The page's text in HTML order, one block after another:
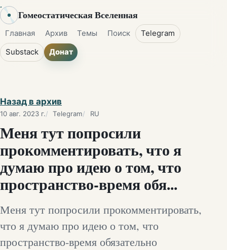
Гомеостатическая Вселенная
Главная Архив Темы Поиск Telegram
Substack Донат
Назад в архив
10 авг. 2023 г. Telegram RU
Меня тут попросили
прокомментировать, что я
думаю про идею о том, что
пространство-время обя...
Меня тут попросили прокомментировать,
что я думаю про идею о том, что
пространство-время обязательно